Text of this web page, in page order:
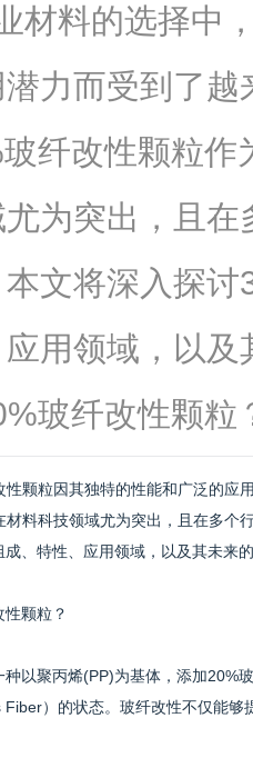
材料的选择中
力而受到了越
纤改性颗粒
为突出，且
文将深入探
用领域，以
玻纤改性颗粒
颗粒因其独特的性能和广泛的应
料科技领域尤为突出，且在多个
、特性、应用领域，以及其未来
颗粒？
以聚丙烯(PP)为基体，添加20%
Fiber）的状态。玻纤改性不仅能